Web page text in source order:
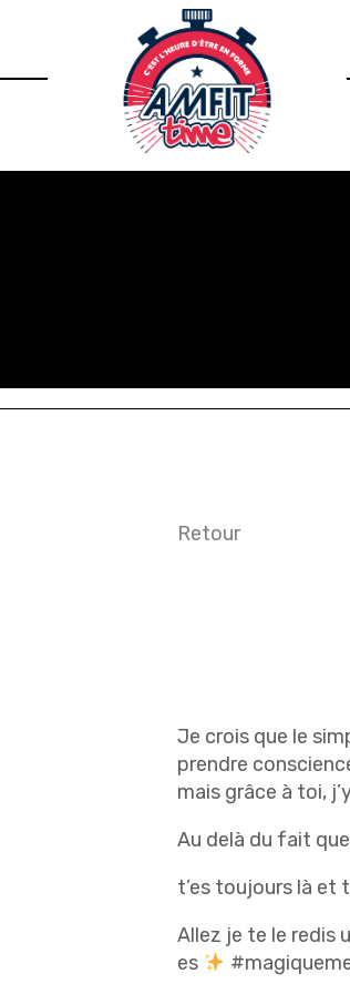
Retour
Je crois que le
prendre
mais grâce à toi,
Au delà du fait
t’es toujours là et
Allez je te le redis
es